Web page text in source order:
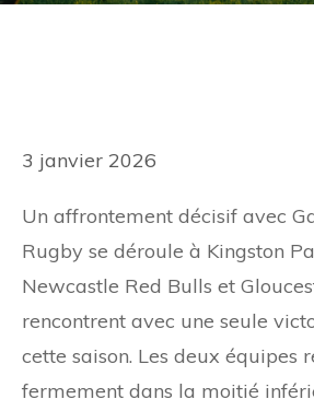
3 janvier 2026
Un affrontement décisif avec
Rugby se déroule à Kingston
Newcastle Red Bulls et
rencontrent avec une seule
cette saison. Les deux équipes
fermement dans la moitié